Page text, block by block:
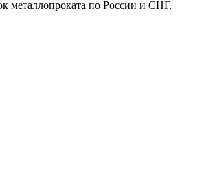
металлопроката по России и СНГ.